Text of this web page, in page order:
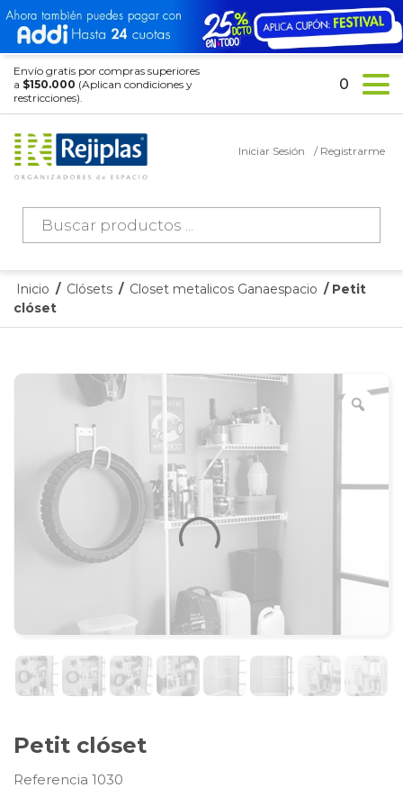
Envío gratis por compras superiores
a $150.000 (Aplican condiciones y
restricciones).
Búsqueda
productos
Iniciar Sesión / Registrarme
0
Inicio / Clósets / Closet metalicos Ganaespacio / Petit
clóset
Petit clóset
Referencia 1030